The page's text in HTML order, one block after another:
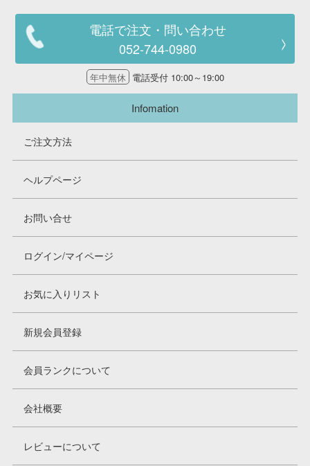
電話で注文・問い合わせ
052-744-0980
年中無休 電話受付 10:00～19:00
Infomation
ご注文方法
ヘルプページ
お問い合せ
ログイン/マイページ
お気に入りリスト
新規会員登録
会員ランクについて
会社概要
レビューについて